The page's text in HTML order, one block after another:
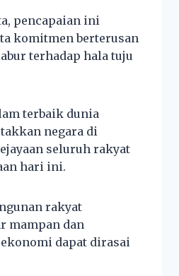
pencapaian ini
komitmen berterusan
terhadap hala tuju
terbaik dunia
negara di
seluruh rakyat
hari ini.
rakyat
mampan dan
dapat dirasai